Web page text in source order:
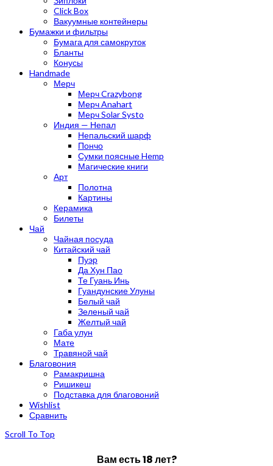
Click Box
Вакуумные контейнеры
Бумажки и фильтры
Бумага для самокруток
Бланты
Конусы
Handmade
Мерч
Мерч Crazybong
Мерч Anahart
Мерч Solar Systo
Индия — Непал
Непальский шарф
Пончо
Сумки поясные Hemp
Магические книги
Арт
Полотна
Картины
Керамика
Билеты
Чай
Чайная посуда
Китайский чай
Пуэр
Да Хун Пао
Те Гуань Инь
Гуандунские Улуны
Белый чай
Зеленый чай
Желтый чай
Габа улун
Мате
Травяной чай
Благовония
Рамакришна
Ришикеш
Подставка для благовоний
Wishlist
Сравнить
Scroll To Top
Вам есть 18 лет?